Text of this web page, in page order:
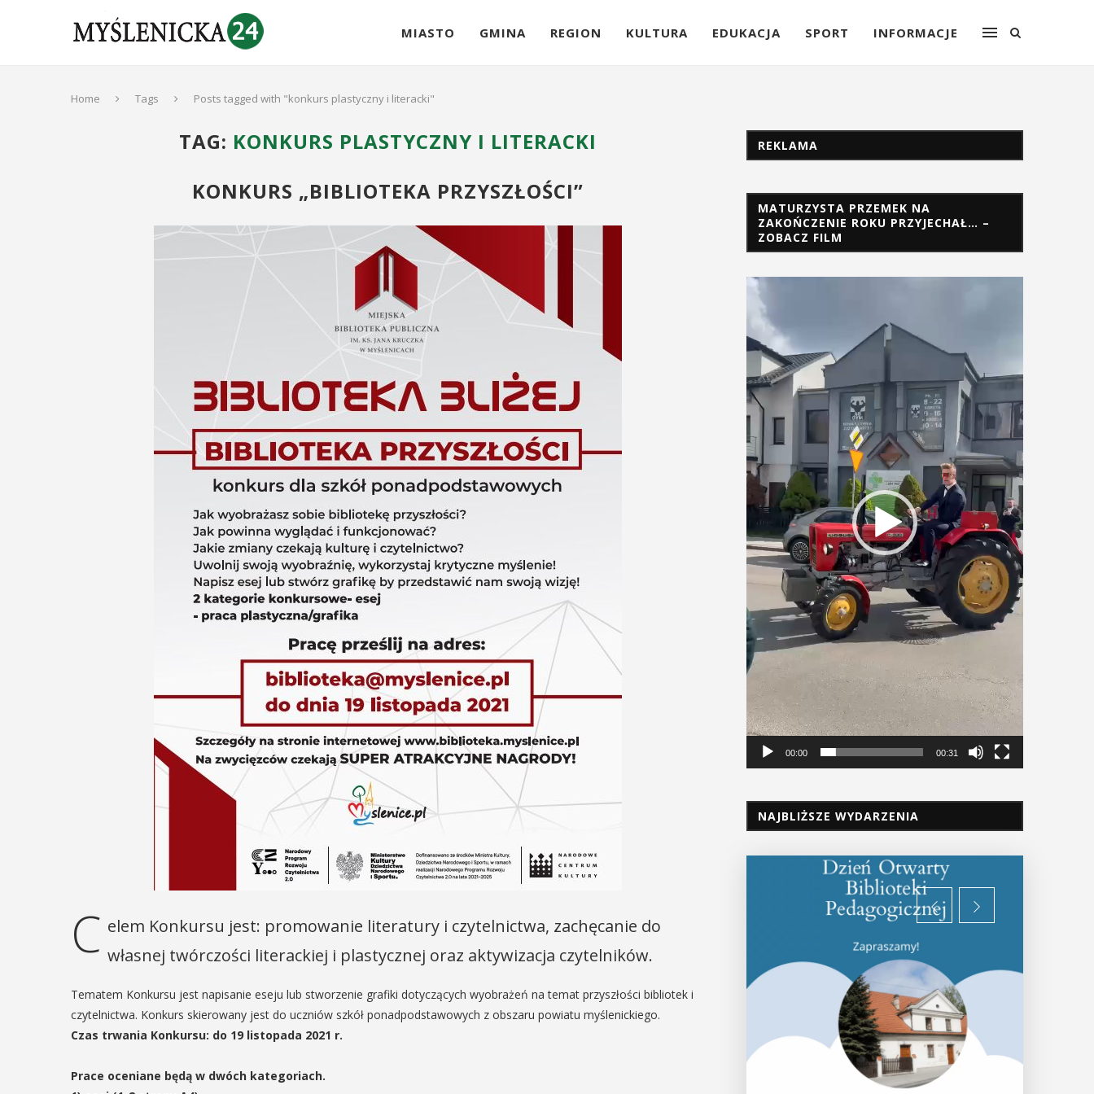
MIASTO GMINA REGION KULTURA EDUKACJA SPORT INFORMACJE
Home Tags Posts tagged with "konkurs plastyczny i literacki"
TAG: KONKURS PLASTYCZNY I LITERACKI
KONKURS „BIBLIOTEKA PRZYSZŁOŚCI”
C elem Konkursu jest: promowanie literatury i czytelnictwa, zachęcanie do
własnej twórczości literackiej i plastycznej oraz aktywizacja czytelników.
Tematem Konkursu jest napisanie eseju lub stworzenie grafiki dotyczących wyobrażeń na temat przyszłości bibliotek i
czytelnictwa. Konkurs skierowany jest do uczniów szkół ponadpodstawowych z obszaru powiatu myślenickiego.
Czas trwania Konkursu: do 19 listopada 2021 r.
Prace oceniane będą w dwóch kategoriach.
REKLAMA
MATURZYSTA PRZEMEK NA
ZAKOŃCZENIE ROKU PRZYJECHAŁ… –
ZOBACZ FILM
Odtwarzacz
video
00:00 00:31
NAJBLIŻSZE WYDARZENIA